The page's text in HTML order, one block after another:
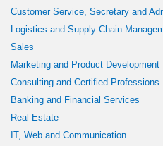
Customer Service, Secretary and
Logistics and Supply Chain
Sales
Marketing and Product Development
Consulting and Certified Professions
Banking and Financial Services
Real Estate
IT, Web and Communication